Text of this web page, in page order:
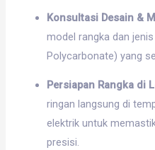
Konsultasi Desain &
model rangka dan
Polycarbonate) yang
Persiapan Rangka di
ringan langsung di
elektrik untuk
presisi.